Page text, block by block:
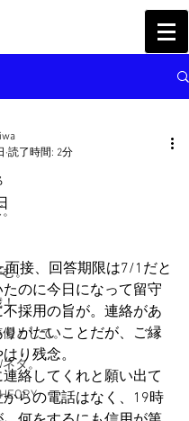
。
！
として。
ネタ。
読了時間: 2分
接、回答期限は7/1だと
のに今日になって留守
採用の旨が。連絡があ
がたいことだが、ご縁
り残念。
絡してくれと願い出て
らの電話はなく、19時